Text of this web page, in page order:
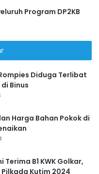
Program DP2KB
Diduga Terlibat
Binus
Harga Bahan Pokok di
Terima B1 KWK Golkar,
Kutim 2024